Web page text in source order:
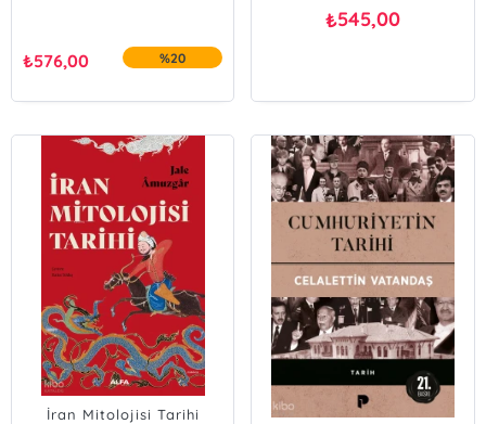
₺576,00 %20
₺545,00
İran Mitolojisi Tarihi